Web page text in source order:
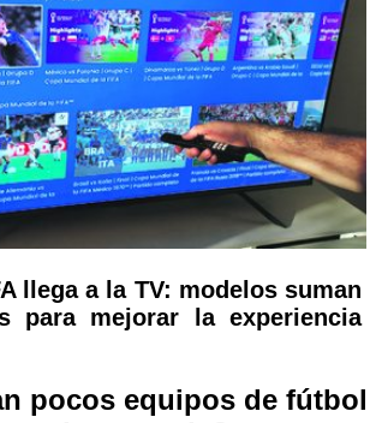
llega a la TV: modelos suman
para mejorar la experiencia
pocos equipos de fútbol